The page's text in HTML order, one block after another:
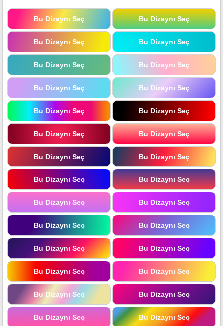
Bu Dizaynı Seç Bu Dizaynı Seç
Bu Dizaynı Seç Bu Dizaynı Seç
Bu Dizaynı Seç Bu Dizaynı Seç
Bu Dizaynı Seç Bu Dizaynı Seç
Bu Dizaynı Seç Bu Dizaynı Seç
Bu Dizaynı Seç Bu Dizaynı Seç
Bu Dizaynı Seç Bu Dizaynı Seç
Bu Dizaynı Seç Bu Dizaynı Seç
Bu Dizaynı Seç Bu Dizaynı Seç
Bu Dizaynı Seç Bu Dizaynı Seç
Bu Dizaynı Seç Bu Dizaynı Seç
Bu Dizaynı Seç Bu Dizaynı Seç
Bu Dizaynı Seç Bu Dizaynı Seç
Bu Dizaynı Seç Bu Dizaynı Seç